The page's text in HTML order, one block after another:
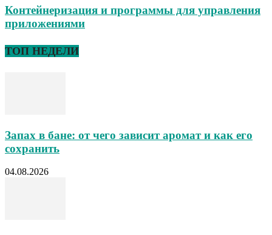
Контейнеризация и программы для управления
приложениями
ТОП НЕДЕЛИ
Запах в бане: от чего зависит аромат и как его
сохранить
04.08.2026